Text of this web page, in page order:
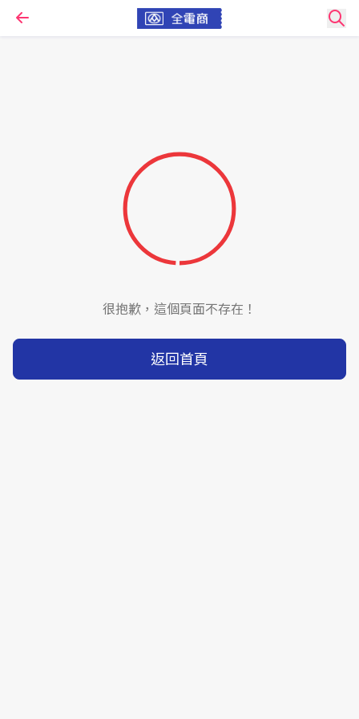
很抱歉，這個頁面不存在！
返回首頁